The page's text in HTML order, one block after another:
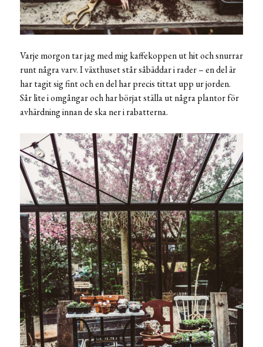
Varje morgon tar jag med mig kaffekoppen ut hit och snurrar
runt några varv. I växthuset står såbäddar i rader – en del är
har tagit sig fint och en del har precis tittat upp ur jorden.
Sår lite i omgångar och har börjat ställa ut några plantor för
avhärdning innan de ska ner i rabatterna.